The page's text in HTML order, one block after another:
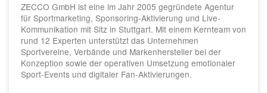
ZECCO GmbH ist eine im Jahr 2005 gegründete Agentur
für Sportmarketing, Sponsoring-Aktivierung und Live-
Kommunikation mit Sitz in Stuttgart. Mit einem Kernteam von
rund 12 Experten unterstützt das Unternehmen
Sportvereine, Verbände und Markenhersteller bei der
Konzeption sowie der operativen Umsetzung emotionaler
Sport-Events und digitaler Fan-Aktivierungen.